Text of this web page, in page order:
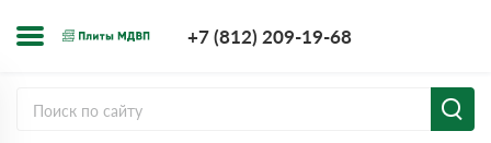
+7 (812) 209-19-68